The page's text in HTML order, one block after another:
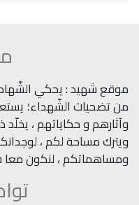
موقع شهيد : يحكي
من تضحيات الشّهداء؛
وآثارهم و حكاياتهم ،
ويترك مساحة لكم ،
ومساهماتكم ، لنكون معا